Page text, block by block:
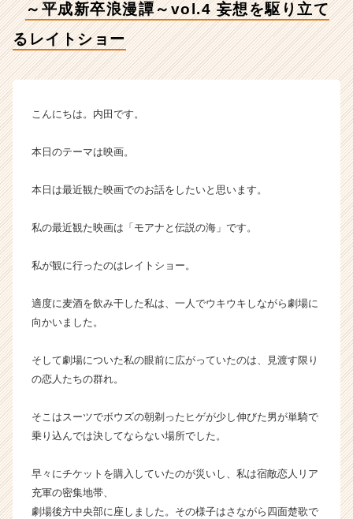
ラ
イ
チ
企
か
カ
ト
く
イ
ト
ア
ャ
～平成新卒浪漫譚～vol.4 妄想を駆り立て
るレイトショー
こんにちは。内田です。
本日のテーマは映画。
本日は最近観た映画でのお話をしたいと思います。
私の最近観た映画は「モアナと伝説の海」です。
私が観に行ったのはレイトショー。
適度に麦酒を飲み干した私は、一人でウキウキしながら劇場に
向かいました。
そして劇場についた私の眼前に広がっていたのは、見渡す限り
の恋人たちの群れ。
そこはスーツでボウズの朝剃ったヒゲが少し伸びた男が単騎で
乗り込んでは決してならない場所でした。
早々にチケットを購入していたのが災いし、私は宿敵恋人リア
充軍の密集地帯、
劇場後方中央部に座しました。その様子はさながら四面楚歌で